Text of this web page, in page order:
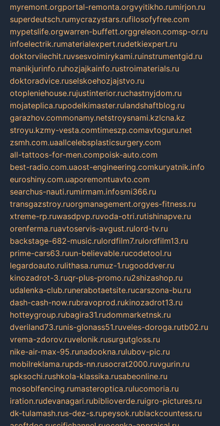
myremont.orgportal-remonta.orgvyitikho.rumirjon.ru
superdeutsch.rumycrazystars.rufilosofyfree.com
mypetslife.orgwarren-buffett.orggreleon.comsp-or.ru
infoelectrik.rumaterialexpert.rudetkiexpert.ru
doktorvilechit.ruvsesvoimirykami.ruinstrumentgid.ru
manikjurinfo.ruhozjajkainfo.rustroimaterials.ru
doktoradvice.ruselskoehozjajstvo.ru
otopleniehouse.rujustinterior.ruchastnyjdom.ru
mojateplica.rupodelkimaster.rulandshaftblog.ru
garazhov.commonamy.netstroysnami.kzlcna.kz
stroyu.kzmy-vesta.comtimeszp.comavtoguru.net
zsmh.com.uaallcelebsplasticsurgery.com
all-tattoos-for-men.compoisk-auto.com
best-radio.com.uaost-engineering.comkuryatnik.info
euroshiny.com.uaporemontuavto.com
searchus-nauti.rumirmam.infosmi366.ru
transgazstroy.ruorgmanagement.orgyes-fitness.ru
xtreme-rp.ruwasdpvp.ruvoda-otri.rutishinapve.ru
orenferma.ruavtoservis-avgust.rulord-tv.ru
backstage-682-music.rulordfilm7.rulordfilm13.ru
prime-cars63.ruun-believable.rucodetool.ru
legardoauto.rulithasa.rumuz-1.rugooddver.ru
kinozadrot-3.ruqr-plus-promo.ru2shizashop.ru
udalenka-club.runerabotaetsite.rucarszona-bu.ru
dash-cash-now.rubravoprod.rukinozadrot13.ru
hotteygroup.rubagira31.rudommarketnsk.ru
dveriland73.runis-glonass51.ruveles-doroga.rutb02.ru
vrema-zdorov.ruvelonik.rusurgutgloss.ru
nike-air-max-95.runadookna.rulubov-pic.ru
mobilreklama.rupds-nn.rusocrat2000.ruvgurin.ru
spksochi.rushkola-klassika.rusabeonline.ru
mosoblfencing.rumasteroptica.rulucomoria.ru
iration.rudevanagari.rubiblioverde.ruigro-pictures.ru
dk-tulamash.rus-dez-s.rupeysok.rublackcountess.ru